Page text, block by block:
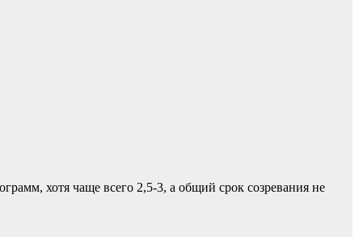
хотя чаще всего 2,5-3, а общий срок созревания не